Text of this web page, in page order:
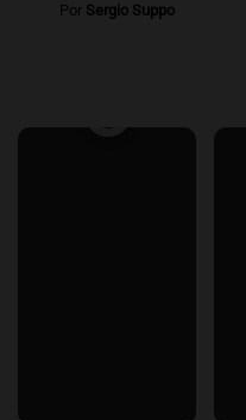
Por Sergio Suppo